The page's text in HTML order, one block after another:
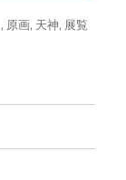
, 原画, 天神, 展覧